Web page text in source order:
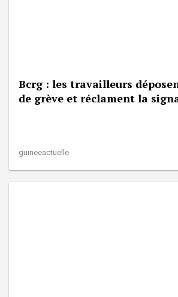
Bcrg : les travailleurs
de grève et réclament la
guineeactuelle